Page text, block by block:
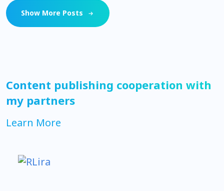
Show More Posts
Content publishing cooperation with
my partners
Learn More